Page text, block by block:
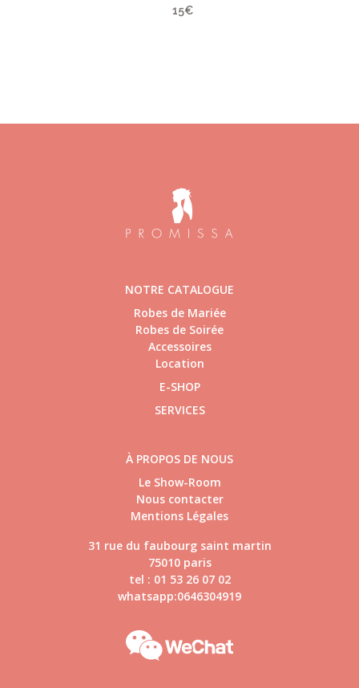
15€
NOTRE CATALOGUE
Robes de Mariée
Robes de Soirée
Accessoires
Location
E-SHOP
SERVICES
À PROPOS DE NOUS
Le Show-Room
Nous contacter
Mentions Légales
31 rue du faubourg saint martin
75010 paris
tel : 01 53 26 07 02
whatsapp:0646304919